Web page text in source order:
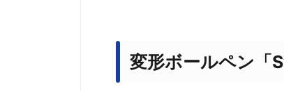
変形ボールペン「